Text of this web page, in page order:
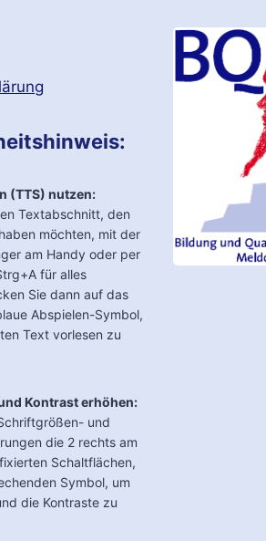
(TTS) nutzen:
Textabschnitt, den
möchten, mit der
am Handy oder per
für alles
Sie dann auf das
Abspielen-Symbol,
Text vorlesen zu
Kontrast erhöhen:
und
die 2 rechts am
Schaltflächen,
Symbol, um
die Kontraste zu